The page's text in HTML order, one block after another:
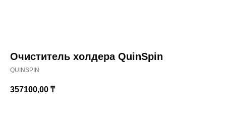
Очиститель холдера QuinSpin
QUINSPIN
357100,00 ₸